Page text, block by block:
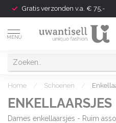
Gratis verzonden v.a. € 75,-
MENU
Home / Schoenen /
ENKELLAARSJES
Dames enkellaarsjes - Ruim